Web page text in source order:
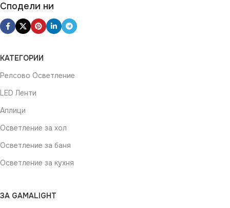
Сподели ни
КАТЕГОРИИ
Релсово Осветление
LED Ленти
Аплици
Осветление за хол
Осветление за баня
Осветление за кухня
ЗА GAMALIGHT